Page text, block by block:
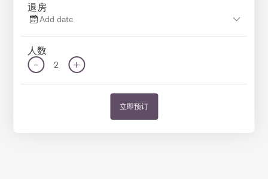
退房
Add date
人数
- 2 +
立即预订